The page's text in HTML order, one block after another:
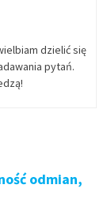
dzielić się
pytań.
odmian,